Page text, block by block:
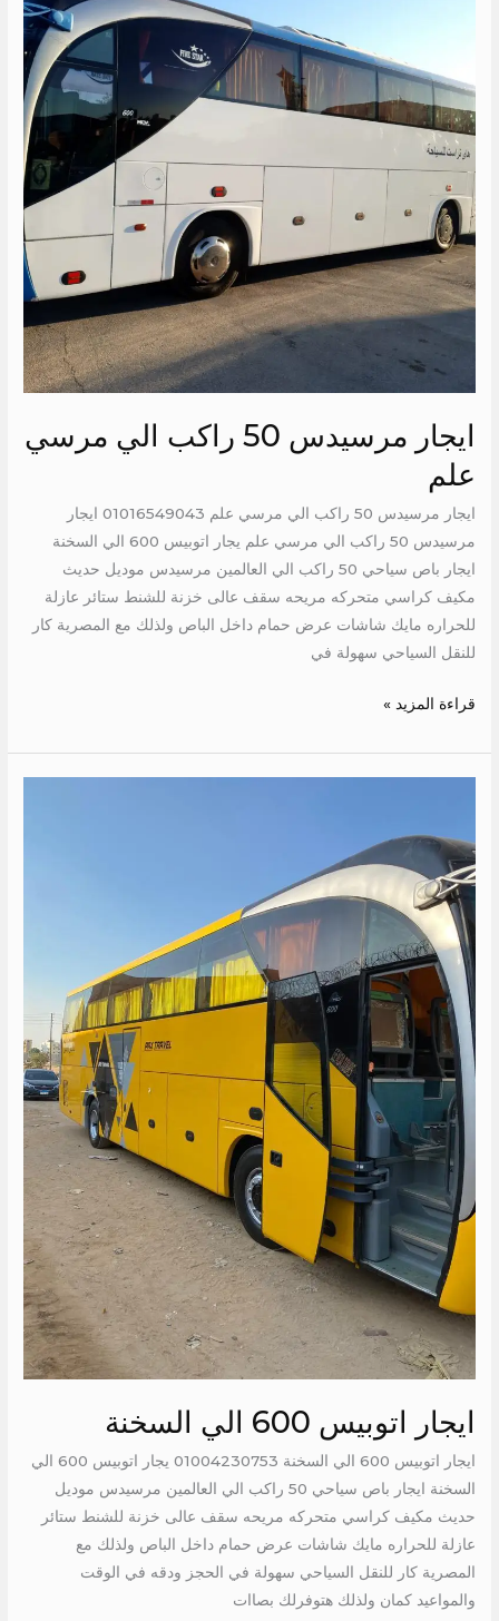
ايجار مرسيدس 50 راكب الي مرسي
علم
ايجار مرسيدس 50 راكب الي مرسي علم 01016549043 ايجار
مرسيدس 50 راكب الي مرسي علم يجار اتوبيس 600 الي السخنة
ايجار باص سياحي 50 راكب الي العالمين مرسيدس موديل حديث
مكيف كراسي متحركه مريحه سقف عالى خزنة للشنط ستائر عازلة
للحراره مايك شاشات عرض حمام داخل الباص ولذلك مع المصرية كار
للنقل السياحي سهولة في
مرسي
علم
قراءة المزيد »
ايجار اتوبيس 600 الي السخنة
ايجار اتوبيس 600 الي السخنة 01004230753 يجار اتوبيس 600 الي
السخنة ايجار باص سياحي 50 راكب الي العالمين مرسيدس موديل
حديث مكيف كراسي متحركه مريحه سقف عالى خزنة للشنط ستائر
عازلة للحراره مايك شاشات عرض حمام داخل الباص ولذلك مع
المصرية كار للنقل السياحي سهولة في الحجز ودقه في الوقت
والمواعيد كمان ولذلك هتوفرلك بصاات
600
الي
السخنة